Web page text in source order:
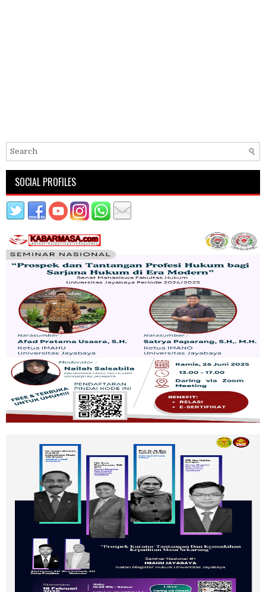
SOCIAL PROFILES